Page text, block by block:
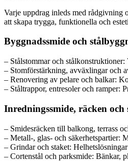
Varje uppdrag inleds med rådgivning
att skapa trygga, funktionella och
Byggnadssmide och
– Stålstommar och
– Stomförstärkning, avväxlingar och
– Renovering av pelare och balkar:
– Ståltrappor, entresoler och ramper:
Inredningssmide, räcken
– Smidesräcken till balkong, terrass
– Metall-, glas- och säkerhetspartier:
– Grindar och staket:
– Cortenstål och parksmide: Bänkar,